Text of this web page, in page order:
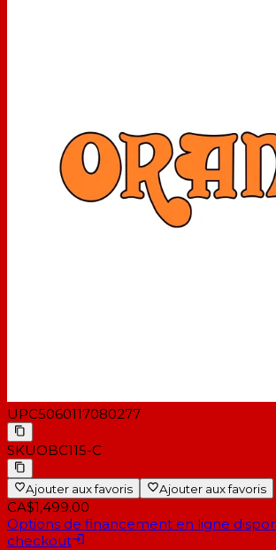
UPC5060117080277
SKUOBC115-C
Ajouter aux favoris Ajouter aux favoris
CA$1,499.00
Options de financement en ligne
checkout